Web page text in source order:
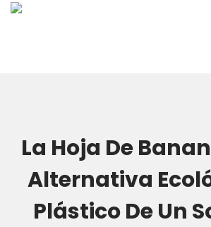
La Hoja De
Alternativa
Plástico De Un